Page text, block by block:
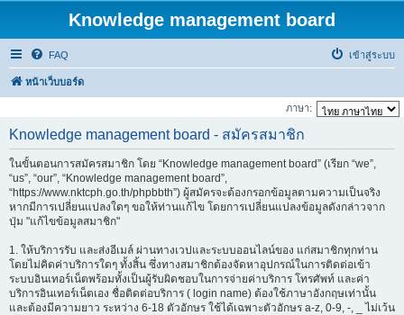
Knowledge management board
FAQ เข้าสู่ระบบ
หน้าเว็บบอร์ด
ภาษา:
Knowledge management board - สมัครสมาชิก
ในขั้นตอนการสมัครสมาชิก โดย “Knowledge management board” (เรียก “we”,
“us”, “our”, “Knowledge management board”,
“https://www.nktcph.go.th/phpbbth”) ผู้สมัครจะต้องกรอกข้อมูลตามความเป็นจริง
หากมีการเปลี่ยนแปลงใดๆ ขอให้ท่านแก้ไข โดยการเปลี่ยนแปลงข้อมูลดังกล่าวจาก
ปุ่ม "แก้ไขข้อมูลสมาชิก"
1. ให้บริการรับ และส่งอีเมล์ ผ่านทางเวปและระบบออนไลน์ของ แก่สมาชิกทุกท่าน
โดยไม่คิดค่าบริการใดๆ ทั้งสิ้น ซึ่งทางสมาชิกต้องจัดหาอุปกรณ์ในการติดต่อเข้า
ระบบอินเทอร์เน็ตพร้อมทั้งเป็นผู้รับผิดชอบในการจ่ายค่าบริการ โทรศัพท์ และค่า
บริการอินเทอร์เน็ตเอง ชื่อติดต่อบริการ ( login name) ต้องใช้ภาษาอังกฤษเท่านั้น
และต้องมีความยาว ระหว่าง 6-18 ตัวอักษร ใช้ได้เฉพาะตัวอักษร a-z, 0-9, -, _ ไม่เว้น